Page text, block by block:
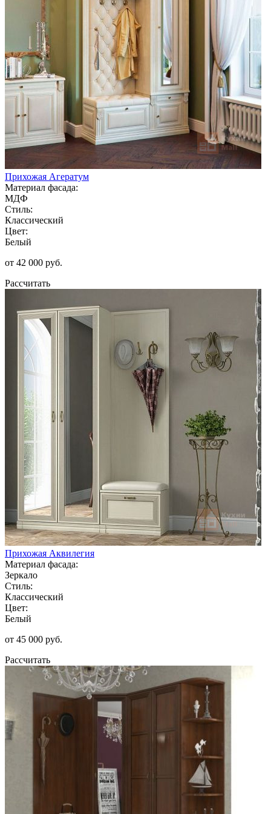
Прихожая Агератум
Материал фасада:
МДФ
Стиль:
Классический
Цвет:
Белый
от 42 000 руб.
Рассчитать
Прихожая Аквилегия
Материал фасада:
Зеркало
Стиль:
Классический
Цвет:
Белый
от 45 000 руб.
Рассчитать